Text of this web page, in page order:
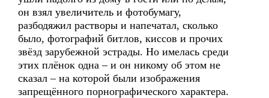
он взял увеличитель и фотобумагу,
разбодяжил растворы и напечатал, сколько
было, фотографий битлов, киссов и прочих
звёзд зарубежной эстрады. Но имелась среди
этих плёнок одна – и он никому об этом не
сказал – на которой были изображения
запрещённого порнографического характера.